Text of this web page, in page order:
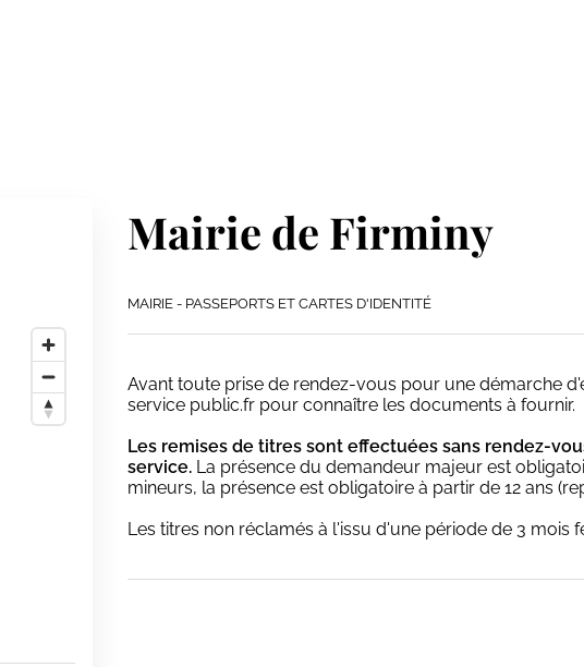
Mairie de Firminy
MAIRIE - PASSEPORTS ET CARTES D'IDENTITÉ
Avant toute prise de rendez-vous pour une démarche
service public.fr pour connaître les documents à fournir.
Les remises de titres sont effectuées sans rendez-
service. La présence du demandeur majeur est
mineurs, la présence est obligatoire à partir de 12 ans
Les titres non réclamés à l'issu d'une période de 3 mois